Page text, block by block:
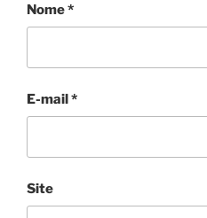
Nome*
E-mail*
Site